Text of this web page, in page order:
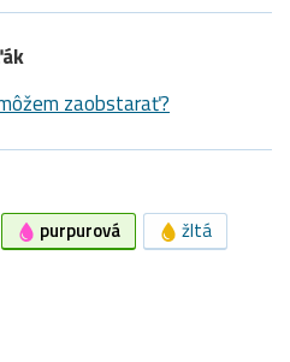
zaobstarať?
purpurová žltá